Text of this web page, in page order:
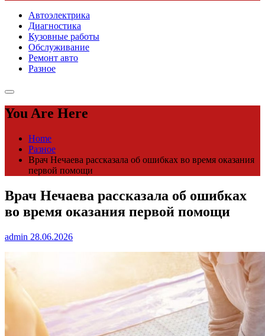
Автоэлектрика
Диагностика
Кузовные работы
Обслуживание
Ремонт авто
Разное
You Are Here
Home
Разное
Врач Нечаева рассказала об ошибках во время оказания
первой помощи
Врач Нечаева рассказала об ошибках
во время оказания первой помощи
admin 28.06.2026